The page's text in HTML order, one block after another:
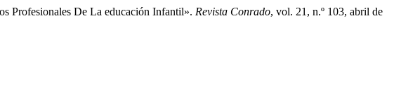
Profesionales De La educación Infantil». Revista Conrado, vol. 21, n.º 103, abril de